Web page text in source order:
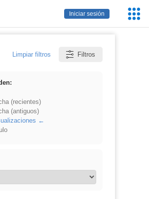
Iniciar sesión
Limpiar filtros Filtros
(recientes)
(antiguos)